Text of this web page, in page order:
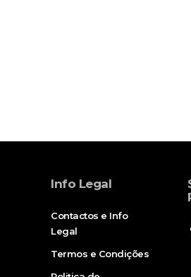
Info Legal
Contactos e Info
Legal
Termos e Condições